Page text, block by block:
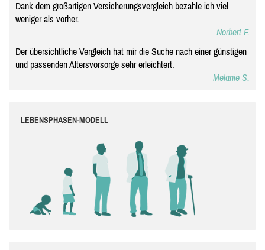
Dank dem großartigen Versicherungsvergleich bezahle ich viel
weniger als vorher.
Norbert F.
Der übersichtliche Vergleich hat mir die Suche nach einer günstigen
und passenden Altersvorsorge sehr erleichtert.
Melanie S.
LEBENSPHASEN-MODELL